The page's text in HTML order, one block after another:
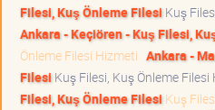
Filesi, Kuş Önleme Filesi Kuş
Ankara - Keçiören - Kuş Filesi,
Önleme Filesi Hizmeti Ankara -
Filesi Kuş Filesi, Kuş Önleme Filesi
Filesi, Kuş Önleme Filesi Kuş